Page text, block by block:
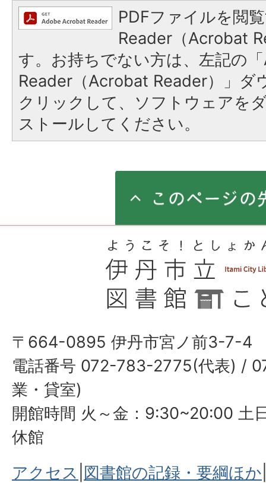
PDFファイルを閲
Reader（Acrobat
す。お持ちでない方は、左記の
Reader（Acrobat Reader）」ダ
クリックして、ソフトウェアを
ストールしてください。
〒664-0895 伊丹市宮ノ前3-7-4
電話番号 072-783-2775(代表) /
業・貸室)
開館時間 火～金：9:30~20:00 土
休館
アクセス 図書館の記録・要綱ほか